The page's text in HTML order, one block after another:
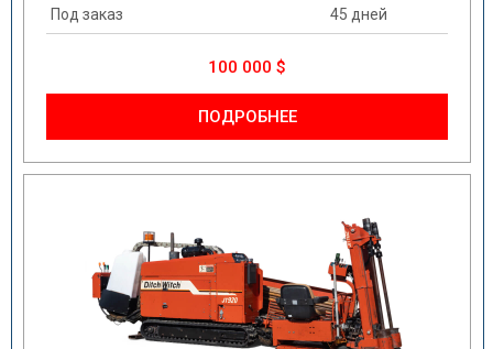
Под заказ
45 дней
100 000 $
ПОДРОБНЕЕ